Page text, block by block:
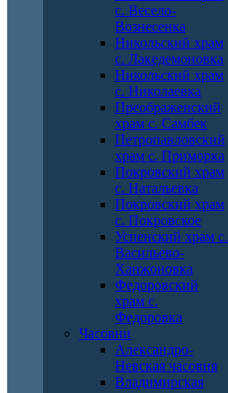
с. Весело-
Вознесенка
Никольский храм
с. Лакедемоновка
Никольский храм
с. Николаевка
Преображенский
храм с. Самбек
Петропавловский
храм с. Приморка
Покровский храм
с. Натальевка
Покровский храм
с. Покровское
Успенский храм с.
Васильево-
Ханжоновка
Федоровский
храм с.
Федоровка
Часовни
Александро-
Невская часовня
Владимирская